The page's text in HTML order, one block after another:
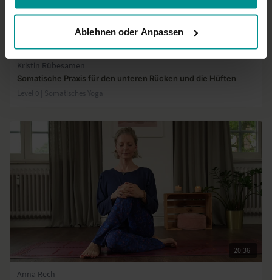
Ablehnen oder Anpassen
Kristin Rübesamen
Somatische Praxis für den unteren Rücken und die Hüften
Level 0 | Somatisches Yoga
20:36
Anna Rech